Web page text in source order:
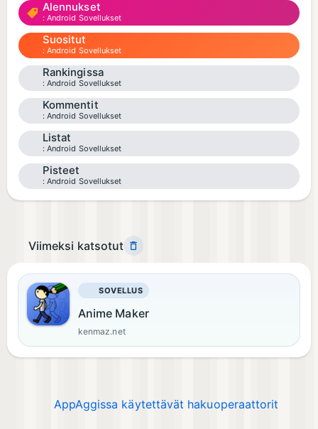
Alennukset
Android Sovellukset
Suositut
Android Sovellukset
Rankingissa
Android Sovellukset
Kommentit
Android Sovellukset
Listat
Android Sovellukset
Pisteet
Android Sovellukset
Viimeksi katsotut
SOVELLUS
Anime Maker
kenmaz.net
AppAggissa käytettävät hakuoperaattorit